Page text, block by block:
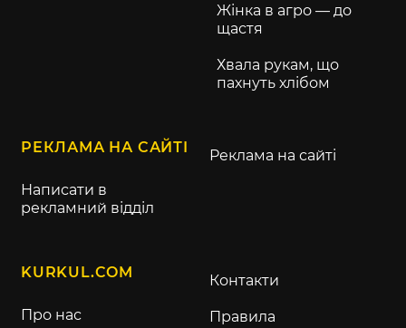
Жінка в агро — до
щастя
Хвала рукам, що
пахнуть хлібом
РЕКЛАМА НА САЙТІ
Написати в
рекламний відділ
Реклама на сайті
KURKUL.COM
Про нас
Контакти
Правила